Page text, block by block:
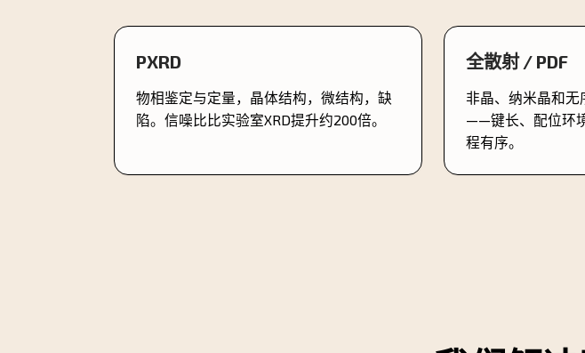
PXRD
物相鉴定与定量，晶体结构，微结构，缺
陷。信噪比比实验室XRD提升约200倍。
全散射 / PDF
非晶、纳米晶和无
——键长、配位环
程有序。